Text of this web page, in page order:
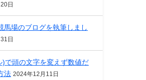
日
馬場のブログを執筆しまし
日
)で頭の文字を変えず数値だ
法 2024年12月11日